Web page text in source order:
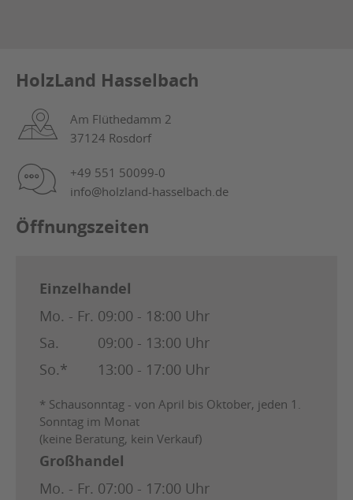
HolzLand Hasselbach
Am Flüthedamm 2
37124 Rosdorf
+49 551 50099-0
info@holzland-hasselbach.de
Öffnungszeiten
Einzelhandel
Mo. - Fr. 09:00 - 18:00 Uhr
Sa.
09:00 - 13:00 Uhr
So.*
13:00 - 17:00 Uhr
* Schausonntag - von April bis Oktober, jeden 1.
Sonntag im Monat
(keine Beratung, kein Verkauf)
Großhandel
Mo. - Fr. 07:00 - 17:00 Uhr